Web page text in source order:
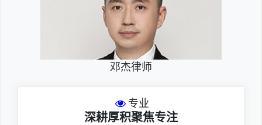
邓杰律师
专业
深耕厚积聚焦专注